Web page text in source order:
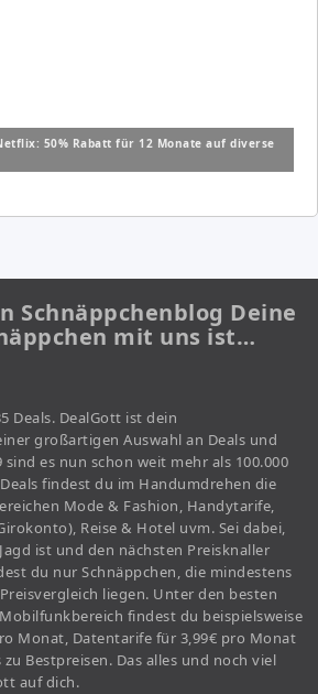
50% Rabatt für 12 Monate auf diverse
Schnäppchenblog Deine
mit uns ist…
Deals. DealGott ist dein
großartigen Auswahl an Deals und
sind es nun schon weit mehr als 100.000
findest du im Handumdrehen die
Mode & Fashion, Handytarife,
Reise & Hotel uvm. Sei dabei,
ist und den nächsten Preisknaller
du nur Schnäppchen, die mindestens
liegen. Unter den besten
findest du beispielsweise
Monat, Datentarife für 3,99€ pro Monat
Bestpreisen. Das alles und noch viel
auf dich.